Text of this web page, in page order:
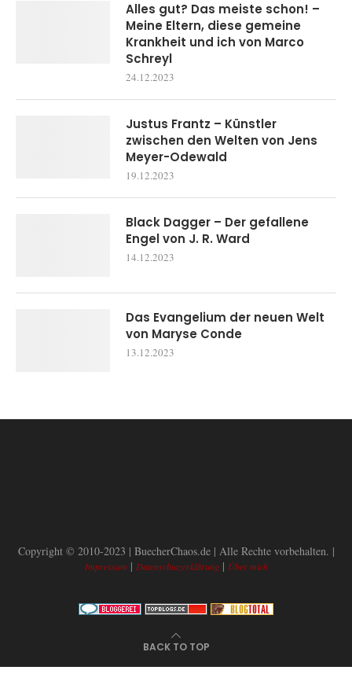
Alles gut? Das meiste schon! –
Meine Eltern, diese gemeine
Krankheit und ich von Marco
Schreyl
24.12.2023
Justus Frantz – Künstler
zwischen den Welten von Jens
Meyer-Odewald
19.12.2023
Black Dagger – Der gefallene
Engel von J. R. Ward
14.12.2023
Das Evangelium der neuen Welt
von Maryse Conde
13.12.2023
Copyright © 2010-2023 | BuecherChaos.de | Alle Rechte vorbehalten. |
Impressum | Datenschutzerklärung| Über mich
BACK TO TOP